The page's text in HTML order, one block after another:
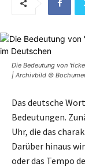
Die Bedeutung von
| Archivbild ©
Das deutsche
Bedeutungen.
Uhr, die das
Darüber hinaus
oder das Tempo